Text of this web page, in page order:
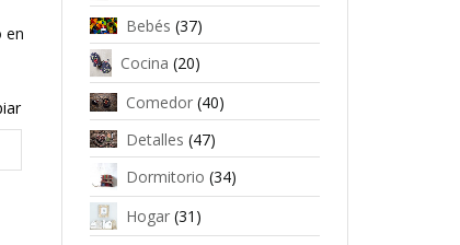
en
Bebés (37)
Cocina (20)
Comedor (40)
Detalles (47)
Dormitorio (34)
Hogar (31)